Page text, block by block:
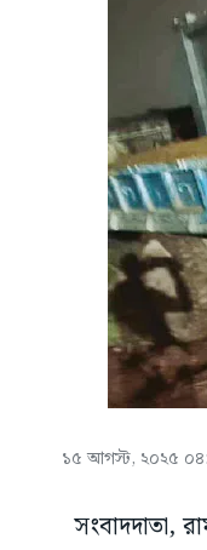
১৫ আগস্ট, ২০২৫
সংবাদদাতা,